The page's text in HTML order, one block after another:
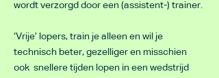
wordt verzorgd door een (assistent-) trainer.
‘Vrije’ lopers, train je alleen en wil je
technisch beter, gezelliger en misschien
ook snellere tijden lopen in een wedstrijd